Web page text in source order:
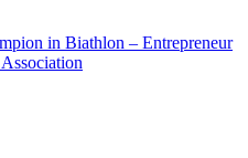
in Biathlon – Entrepreneur